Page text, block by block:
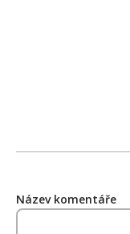
Název komentáře